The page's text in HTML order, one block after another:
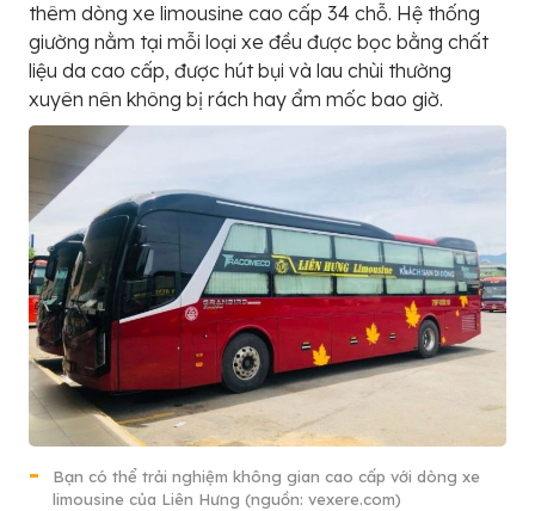
thêm dòng xe limousine cao cấp 34 chỗ. Hệ thống
giường nằm tại mỗi loại xe đều được bọc bằng chất
liệu da cao cấp, được hút bụi và lau chùi thường
xuyên nên không bị rách hay ẩm mốc bao giờ.
Bạn có thể trải nghiệm không gian cao cấp với dòng xe
limousine của Liên Hưng (nguồn: vexere.com)